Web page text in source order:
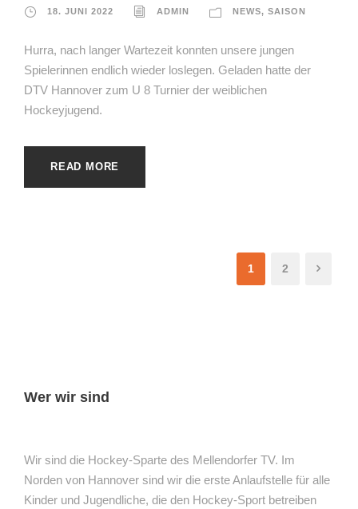
18. JUNI 2022 ADMIN NEWS, SAISON
Hurra, nach langer Wartezeit konnten unsere jungen
Spielerinnen endlich wieder loslegen. Geladen hatte der
DTV Hannover zum U 8 Turnier der weiblichen
Hockeyjugend.
READ MORE
1 2
Wer wir sind
Wir sind die Hockey-Sparte des Mellendorfer TV. Im
Norden von Hannover sind wir die erste Anlaufstelle für alle
Kinder und Jugendliche, die den Hockey-Sport betreiben